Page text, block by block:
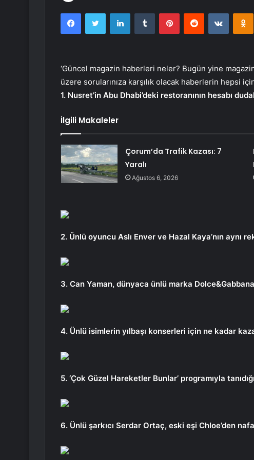
FacebookTwitter LinkedInTumblr PinterestReddit
‘Güncel magazin haberleri neler? Bugün yine
üzere sorularınıza karşılık olacak haberlerin hepsi
1. Nusret’in Abu Dhabi’deki restoranının hesabı
İlgili Makaleler
Çorum’da Trafik Kazası: 7
Yaralı
Ağustos 6, 2026
2. Ünlü oyuncu Aslı Enver ve Hazal Kaya’nın aynı
3. Can Yaman, dünyaca ünlü marka
4. Ünlü isimlerin yılbaşı konserleri için ne kadar
5. ‘Çok Güzel Hareketler Bunlar’ programıyla
6. Ünlü şarkıcı Serdar Ortaç, eski eşi Chloe’den